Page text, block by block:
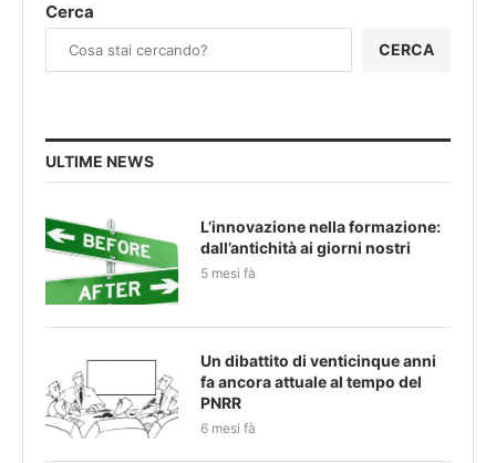
Cerca
CERCA
ULTIME NEWS
L’innovazione nella formazione:
dall’antichità ai giorni nostri
5 mesi fà
Un dibattito di venticinque anni
fa ancora attuale al tempo del
PNRR
6 mesi fà